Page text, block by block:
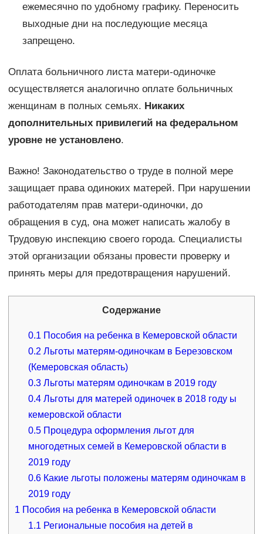
ежемесячно по удобному графику. Переносить
выходные дни на последующие месяца
запрещено.
Оплата больничного листа матери-одиночке
осуществляется аналогично оплате больничных
женщинам в полных семьях. Никаких
дополнительных привилегий на федеральном
уровне не установлено.
Важно! Законодательство о труде в полной мере
защищает права одиноких матерей. При нарушении
работодателям прав матери-одиночки, до
обращения в суд, она может написать жалобу в
Трудовую инспекцию своего города. Специалисты
этой организации обязаны провести проверку и
принять меры для предотвращения нарушений.
Содержание
0.1 Пособия на ребенка в Кемеровской области
0.2 Льготы матерям-одиночкам в Березовском
(Кемеровская область)
0.3 Льготы матерям одиночкам в 2019 году
0.4 Льготы для матерей одиночек в 2018 году ы
кемеровской области
0.5 Процедура оформления льгот для
многодетных семей в Кемеровской области в
2019 году
0.6 Какие льготы положены матерям одиночкам в
2019 году
1 Пособия на ребенка в Кемеровской области
1.1 Региональные пособия на детей в